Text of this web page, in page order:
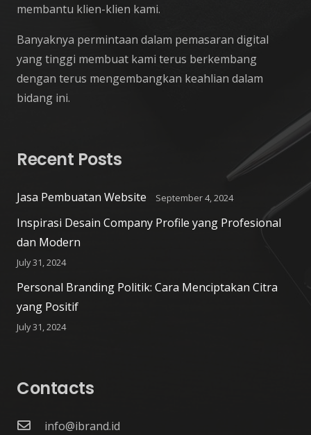
membantu klien-klien kami.
Banyaknya permintaan dalam pemasaran digital
yang tinggi membuat kami terus berkembang
dengan terus mengembangkan keahlian dalam
bidang ini.
Recent Posts
Jasa Pembuatan Website September 4, 2024
Inspirasi Desain Company Profile yang Profesional
dan Modern
July 31, 2024
Personal Branding Politik: Cara Menciptakan Citra
yang Positif
July 31, 2024
Contacts
info@ibrand.id